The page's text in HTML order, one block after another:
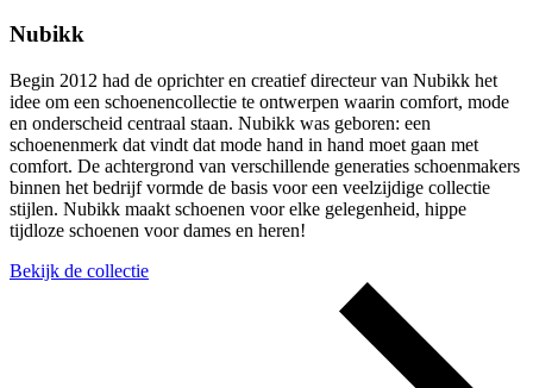
Nubikk
Begin 2012 had de oprichter en creatief directeur van Nubikk het
idee om een ​​schoenencollectie te ontwerpen waarin comfort, mode
en onderscheid centraal staan. Nubikk was geboren: een
schoenenmerk dat vindt dat mode hand in hand moet gaan met
comfort. De achtergrond van verschillende generaties schoenmakers
binnen het bedrijf vormde de basis voor een veelzijdige collectie
stijlen. Nubikk maakt schoenen voor elke gelegenheid, hippe
tijdloze schoenen voor dames en heren!
Bekijk de collectie